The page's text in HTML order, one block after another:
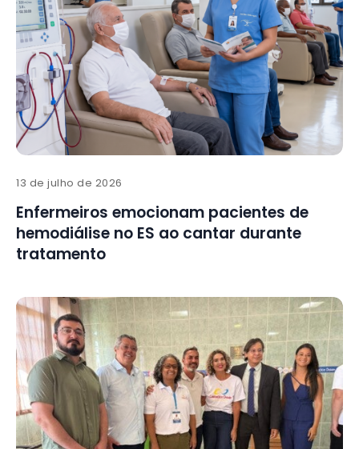
13 de julho de 2026
Enfermeiros emocionam pacientes de
hemodiálise no ES ao cantar durante
tratamento